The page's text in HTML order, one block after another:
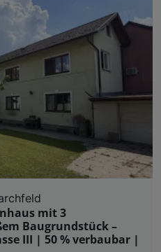
mit 3
Baugrundstück –
III | 50 % verbaubar |